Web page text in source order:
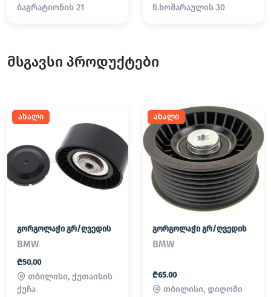
ბაგრატიონის 21
ნ.ხოშარაულის 30
მსგავსი პროდუქტები
ახალი
გორგოლაჭი გრ/ღვედის
BMW
₾50.00
თბილისი, ქუთაისის
ქუჩა
ახალი
გორგოლაჭი გრ/ღვედის
BMW
₾65.00
თბილისი, დიღომი